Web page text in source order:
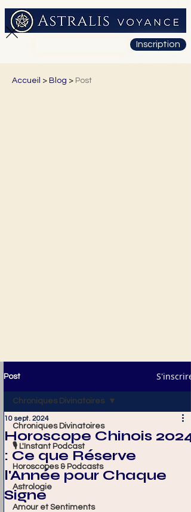
Inscription
Accueil > Blog > Post
Post S'inscrire
Chroniques Divinatoires
🎙️ L'Instant Podcast
Horoscopes & Podcasts
Astrologie
Amour et Sentiments
Chroniques Divinatoires
Horoscope Chinois 2024
: Ce que Réserve
l'Année pour Chaque
Signe
10 sept. 2024